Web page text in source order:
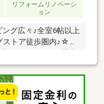
リフォームリノベーシ
ョン
グ広々♪全室6帖以上
トア徒歩圏内♪☆生
時受け付けておりま
求にてお問い合わせ
産屋（資金計画）や
じですか？ 弊社で